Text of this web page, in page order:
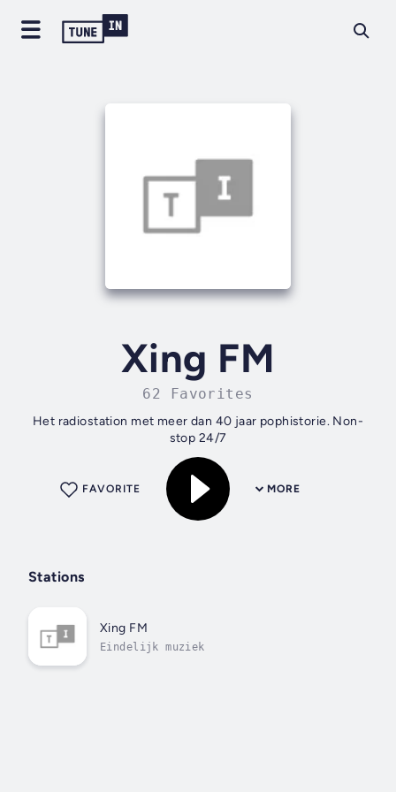
Xing FM
62 Favorites
Het radiostation met meer dan 40 jaar pophistorie. Non-
stop 24/7
MORE
FAVORITE
Stations
Xing FM
Eindelijk muziek